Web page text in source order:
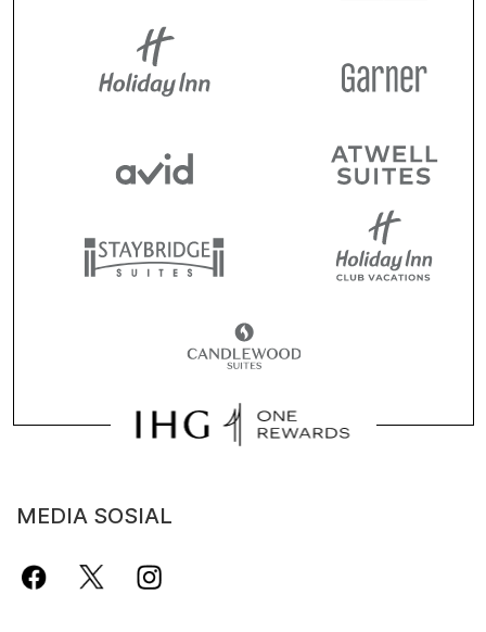
MEDIA SOSIAL